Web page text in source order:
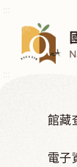
館藏
電子